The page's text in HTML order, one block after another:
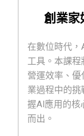
創業家
在數位時代，
工具。本課
營運效率、優
業過程中的
握AI應用的核
而出。